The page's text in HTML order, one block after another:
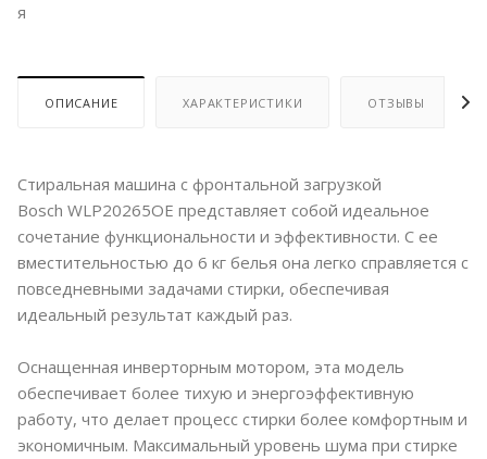
я
ОПИСАНИЕ ХАРАКТЕРИСТИКИ ОТЗЫВЫ
Стиральная машина с фронтальной загрузкой
Bosch WLP20265OE представляет собой идеальное
сочетание функциональности и эффективности. С ее
вместительностью до 6 кг белья она легко справляется с
повседневными задачами стирки, обеспечивая
идеальный результат каждый раз.
Оснащенная инверторным мотором, эта модель
обеспечивает более тихую и энергоэффективную
работу, что делает процесс стирки более комфортным и
экономичным. Максимальный уровень шума при стирке